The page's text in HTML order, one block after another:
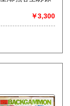
￥3,300